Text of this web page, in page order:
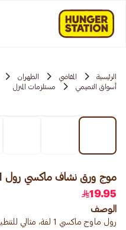
الرئيسية المقاضي الظهران
أسواق التميمي
مستلزمات المنزل
موج ورق نشاف ماكسي رول 1حزمة
19.95
الوصف
رول ماوج ماكسي 1 لفة، مثالي للتنظيف متعدد الاستخدامات.